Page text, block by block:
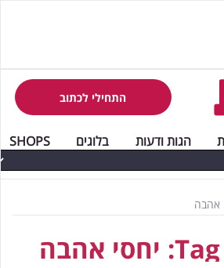
התחילי לכתוב
הגות ודעות בלוגים SHOPS
אהבה
יחסי אהבה